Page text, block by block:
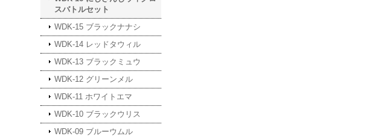
スバトルセット
WDK-15 ブラックナナシ
WDK-14 レッドタウィル
WDK-13 ブラックミュウ
WDK-12 グリーンメル
WDK-11 ホワイトエマ
WDK-10 ブラックウリス
WDK-09 ブルーウムル